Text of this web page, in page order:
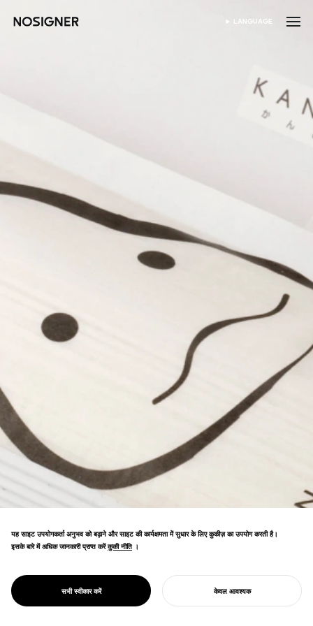
होम भाषा चुनें
LANGUAGE
PROJECT
KANPYO UDON
PENTAWARDS PLATINUM AWARD जीता,
जिससे विश्व के सर्वश्रेष्ठ खाद्य पैकेजिंग का खिताब मिला।
यह साइट उपयोगकर्ता अनुभव को बढ़ाने और साइट की कार्यक्षमता में सुधार के लिए कुकीज़ का उपयोग करती है।
इसके बारे में अधिक जानकारी प्राप्त करें कुकी नीति
कुकी नीति ।
सभी स्वीकार करें केवल आवश्यक